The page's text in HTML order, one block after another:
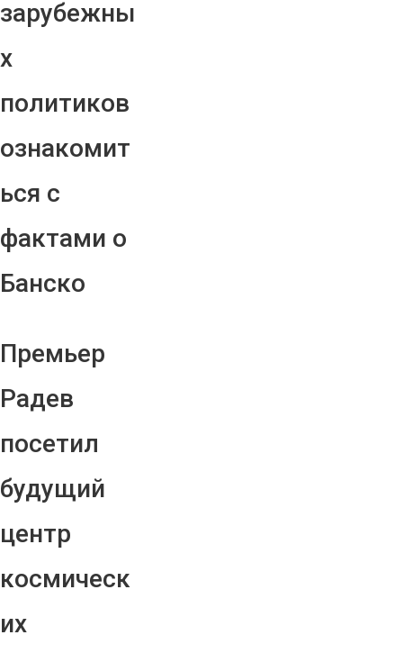
зарубежны
х
политиков
ознакомит
ься с
фактами о
Банско
Премьер
Радев
посетил
будущий
центр
космическ
их